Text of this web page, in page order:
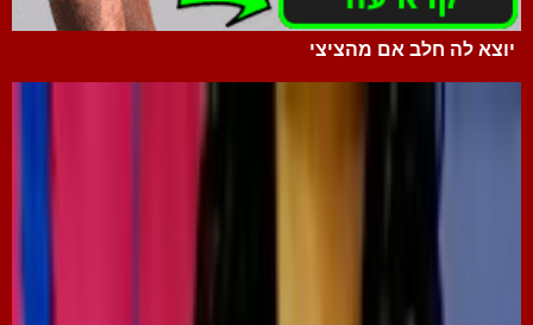
יוצא לה חלב אם מהציצי